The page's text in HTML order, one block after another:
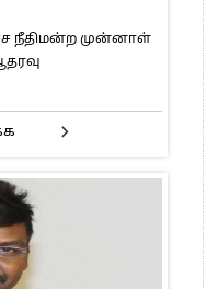
நீதிமன்ற முன்னாள்